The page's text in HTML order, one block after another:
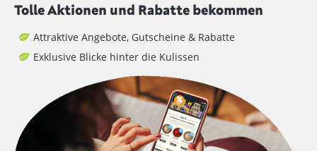
Tolle Aktionen und Rabatte bekommen
Attraktive Angebote, Gutscheine & Rabatte
Exklusive Blicke hinter die Kulissen